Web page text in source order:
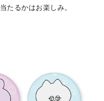
たるかはお楽しみ。